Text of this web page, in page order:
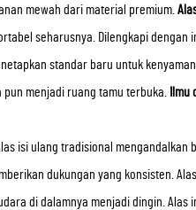
mewah dari material premium.
seharusnya. Dilengkapi dengan
standar baru untuk
menjadi ruang tamu terbuka.
Ilmu
isi ulang tradisional
dukungan yang konsisten.
di dalamnya menjadi dingin. Alas